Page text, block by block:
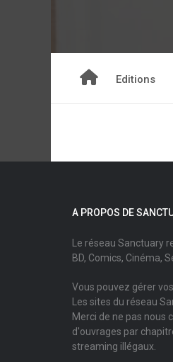
Editions
A PROPOS DE
Le réseau Sanctuary
BD, Comics, Cinéma,
Vous pouvez gérer
Les sites du réseau
Merci de ne pas nous
d'ouvrages par
streaming illégaux.